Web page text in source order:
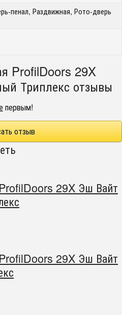
пенал, Раздвижная, Рото-дверь
ProfilDoors 29X
Триплекс отзывы
первым!
отзыв
29X Эш Вайт
29X Эш Вайт